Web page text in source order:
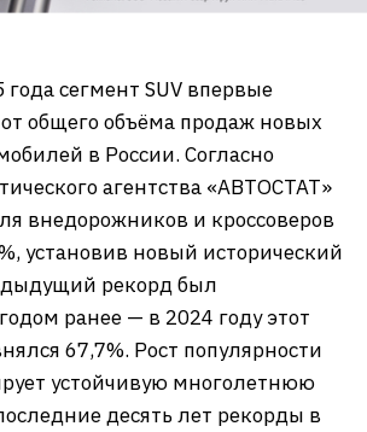
сегмент SUV впервые
общего объёма продаж новых
в России. Согласно
агентства «АВТОСТАТ»
внедорожников и кроссоверов
установив новый исторический
рекорд был
ранее — в 2024 году этот
67,7%. Рост популярности
устойчивую многолетнюю
десять лет рекорды в